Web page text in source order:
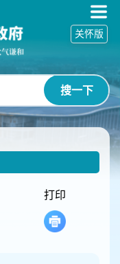
搜一下
关怀版
打印